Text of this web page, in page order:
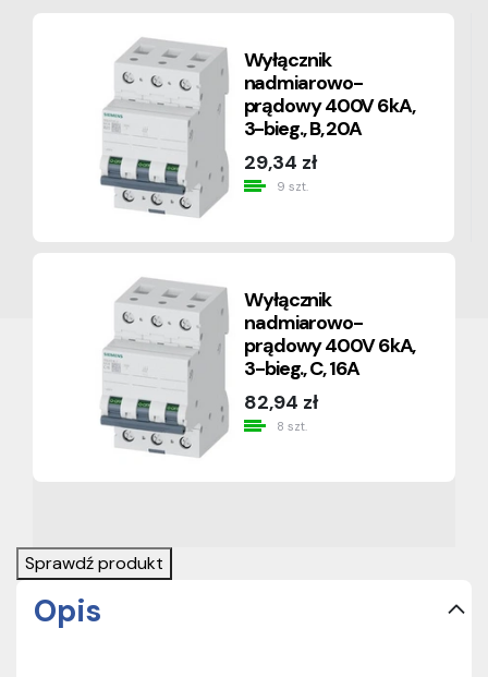
Wyłącznik
nadmiarowo-
prądowy 400V 6kA,
3-bieg., B, 20A
9 szt.
29,34 zł
Wyłącznik
nadmiarowo-
prądowy 400V 6kA,
3-bieg., C, 16A
8 szt.
82,94 zł
Sprawdź produkt
Opis